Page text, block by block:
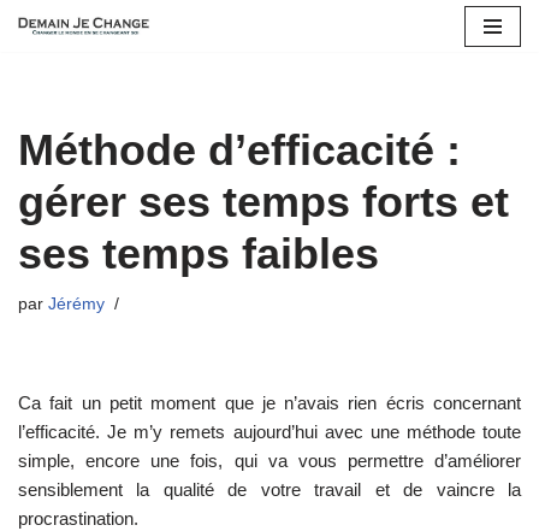
Méthode d’efficacité :
gérer ses temps forts et
ses temps faibles
par Jérémy
Ca fait un petit moment que je n’avais rien écris concernant
l’efficacité. Je m’y remets aujourd’hui avec une méthode toute
simple, encore une fois, qui va vous permettre d’améliorer
sensiblement la qualité de votre travail et de vaincre la
procrastination.